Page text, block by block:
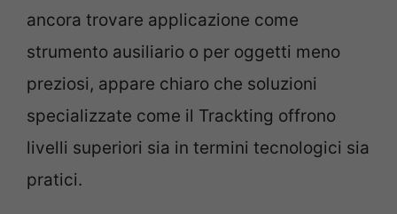
ancora trovare applicazione come
strumento ausiliario o per oggetti meno
preziosi, appare chiaro che soluzioni
specializzate come il Trackting offrono
livelli superiori sia in termini tecnologici sia
pratici.